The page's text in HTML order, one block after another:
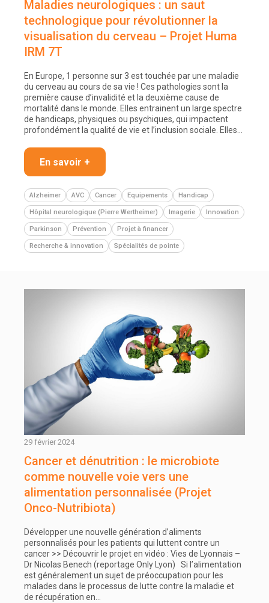
Maladies neurologiques : un saut
technologique pour révolutionner la
visualisation du cerveau – Projet Huma
IRM 7T
En Europe, 1 personne sur 3 est touchée par une maladie
du cerveau au cours de sa vie ! Ces pathologies sont la
première cause d’invalidité et la deuxième cause de
mortalité dans le monde. Elles entrainent un large spectre
de handicaps, physiques ou psychiques, qui impactent
profondément la qualité de vie et l’inclusion sociale. Elles…
En savoir +
Alzheimer AVC Cancer Equipements Handicap
Hôpital neurologique (Pierre Wertheimer) Imagerie Innovation
Parkinson Prévention Projet à financer
Recherche & innovation Spécialités de pointe
29 février 2024
Cancer et dénutrition : le microbiote
comme nouvelle voie vers une
alimentation personnalisée (Projet
Onco-Nutribiota)
Développer une nouvelle génération d’aliments
personnalisés pour les patients qui luttent contre un
cancer >> Découvrir le projet en vidéo : Vies de Lyonnais –
Dr Nicolas Benech (reportage Only Lyon) Si l’alimentation
est généralement un sujet de préoccupation pour les
malades dans le processus de lutte contre la maladie et
de récupération en…